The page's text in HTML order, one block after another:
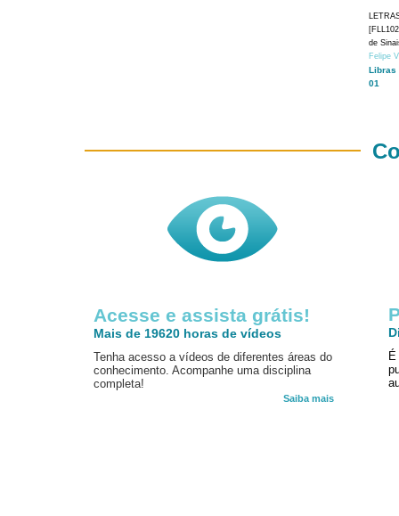
de
Felipe
Libras
01
Acesse e assista grátis!
Mais de 19620 horas de vídeos
Tenha acesso a vídeos de diferentes áreas do
conhecimento. Acompanhe uma disciplina
completa!
Saiba mais